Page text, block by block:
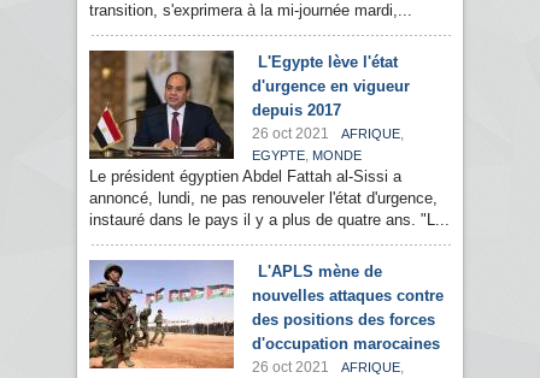
transition, s'exprimera à la mi-journée mardi,...
L'Egypte lève l'état
d'urgence en vigueur
depuis 2017
26 oct 2021 AFRIQUE,
EGYPTE, MONDE
Le président égyptien Abdel Fattah al-Sissi a
annoncé, lundi, ne pas renouveler l'état d'urgence,
instauré dans le pays il y a plus de quatre ans. "L...
L'APLS mène de
nouvelles attaques contre
des positions des forces
d'occupation marocaines
26 oct 2021 AFRIQUE,